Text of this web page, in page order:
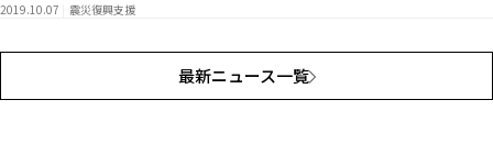
2019.10.07 震災復興支援
最新ニュース一覧